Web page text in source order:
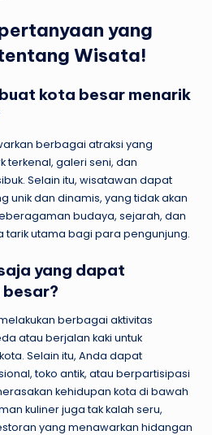
yang
Wisata!
kota besar menarik
berbagai atraksi yang
terkenal, galeri seni, dan
Selain itu, wisatawan dapat
unik dan dinamis, yang tidak akan
budaya, sejarah, dan
tarik utama bagi para pengunjung.
yang dapat
berbagai aktivitas
atau berjalan kaki untuk
Selain itu, Anda dapat
toko antik, atau berpartisipasi
kehidupan kota di bawah
kuliner juga tak kalah seru,
yang menawarkan hidangan